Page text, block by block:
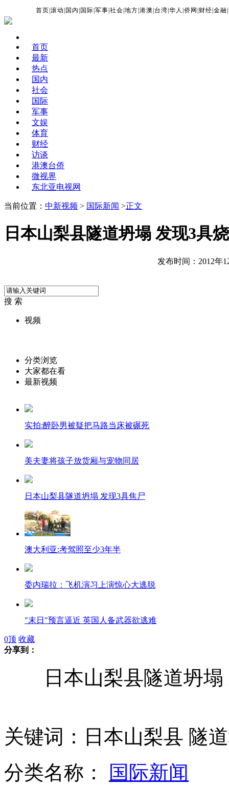
首页 |滚动 国内 国际 |军事 |社会 |地方 |港澳 台湾 |华人 |侨网 财经 |金融 |
首页
最新
热点
国内
社会
国际
军事
文娱
体育
财经
访谈
港澳台侨
微视界
东北亚电视网
当前位置： 中新视频 > 国际新闻 >正文
日本山梨县隧道坍塌 发现3具
发布时间：2012年
搜 索
视频
分类浏览
大家都在看
最新视频
实拍:醉卧男被疑把马路当床被碾死
美夫妻将孩子放货厢与宠物同居
日本山梨县隧道坍塌 发现3具焦尸
澳大利亚:考驾照至少3年半
委内瑞拉：飞机演习上演惊心大逃脱
"末日"预言逼近 英国人备武器欲逃难
女子被误认另1人 两人见面如照镜
考生香港花数万元培训 参加美高考
武汉:政府成立专班调查出租车隐患
0顶 收藏
分享到：
日本山梨县隧道坍塌
关键词：日本山梨县 隧
分类名称：
国际新闻